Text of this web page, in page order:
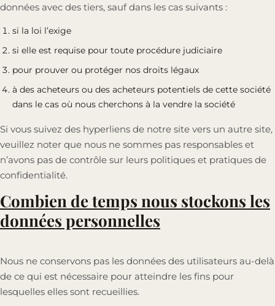
données avec des tiers, sauf dans les cas suivants :
si la loi l’exige
si elle est requise pour toute procédure judiciaire
pour prouver ou protéger nos droits légaux
à des acheteurs ou des acheteurs potentiels de cette société
dans le cas où nous cherchons à la vendre la société
Si vous suivez des hyperliens de notre site vers un autre site,
veuillez noter que nous ne sommes pas responsables et
n’avons pas de contrôle sur leurs politiques et pratiques de
confidentialité.
Combien de temps nous stockons les
données personnelles
Nous ne conservons pas les données des utilisateurs au-delà
de ce qui est nécessaire pour atteindre les fins pour
lesquelles elles sont recueillies.